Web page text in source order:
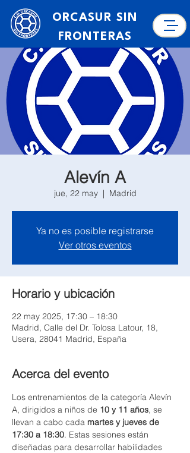
ORCASUR SIN
FRONTERAS
Alevín A
jue, 22 may
  |
Madrid
Ya no es posible registrarse
Ver otros eventos
Horario y ubicación
22 may 2025, 17:30 – 18:30
Madrid, Calle del Dr. Tolosa Latour, 18,
Usera, 28041 Madrid, España
Acerca del evento
Los entrenamientos de la categoría Alevín
A, dirigidos a niños de 10 y 11 años, se
llevan a cabo cada martes y jueves de
17:30 a 18:30. Estas sesiones están
diseñadas para desarrollar habilidades